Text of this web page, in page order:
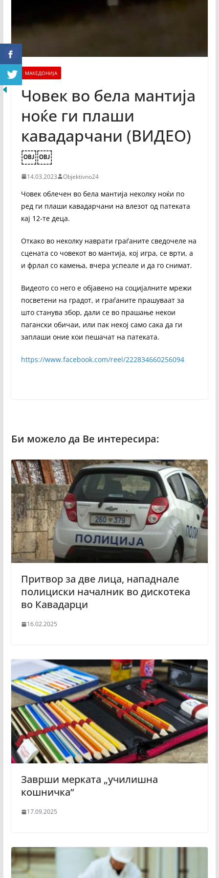
МАКЕДОНИЈА
Човек во бела мантија
ноќе ги плаши
кавадарчани (ВИДЕО)
￼￼
14.03.2023 Objektivno24
Човек облечен во бела мантија неколку ноќи по
ред ги плаши кавадарчани на влезот од патеката
кај 12-те деца.
Откако во неколку наврати граѓаните сведочеле на
сцената со човекот во мантија, кој игра, се врти, а
и фрлал со камења, вчера успеале и да го снимат.
Видеото со него е објавено на социјалните мрежи
посветени на градот, и граѓаните прашуваат за
што станува збор, дали се во прашање некои
пагански обичаи, или пак некој само сака да ги
заплаши оние кои пешачат на патеката.
https://www.facebook.com/reel/222834660256094
Притвор за две лица, нападнале
полициски началник во дискотека
во Кавадарци
16.02.2025
Заврши мерката „училишна
кошничка“
17.09.2025